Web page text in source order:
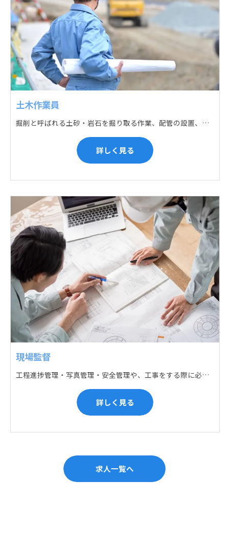
土木作業員
掘削と呼ばれる土砂・岩石を掘り取る作業、配管の設置、埋戻しの順に手作業と機械作業の併用をして行います。また、作業に使用する管材料の運搬作業も、機械と手作業にて行っています。
詳しく見る
現場監督
工程進捗管理・写真管理・安全管理や、工事をする際に必要な各種書類作成・届出 (申請) などの現場管理業務をお任せします。遅れている箇所のサポートに入るなど、臨機応変な対応が必要になります。
詳しく見る
求人一覧へ